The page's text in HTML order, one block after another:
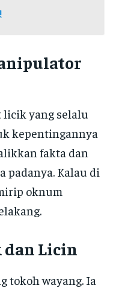
licik yang selalu
kepentingannya
fakta dan
padanya. Kalau di
oknum
dan Licin
tokoh wayang. Ia